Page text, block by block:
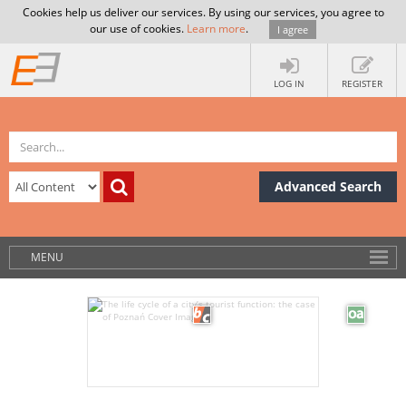
Cookies help us deliver our services. By using our services, you agree to
our use of cookies. Learn more. I agree
LOG IN REGISTER
Advanced Search
MENU